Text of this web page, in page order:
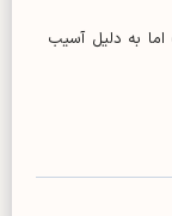
اما به دلیل آسیب